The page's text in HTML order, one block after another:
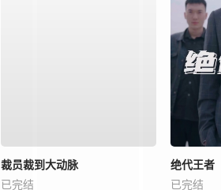
裁员裁到大动脉
已完结
绝代王者
已完结